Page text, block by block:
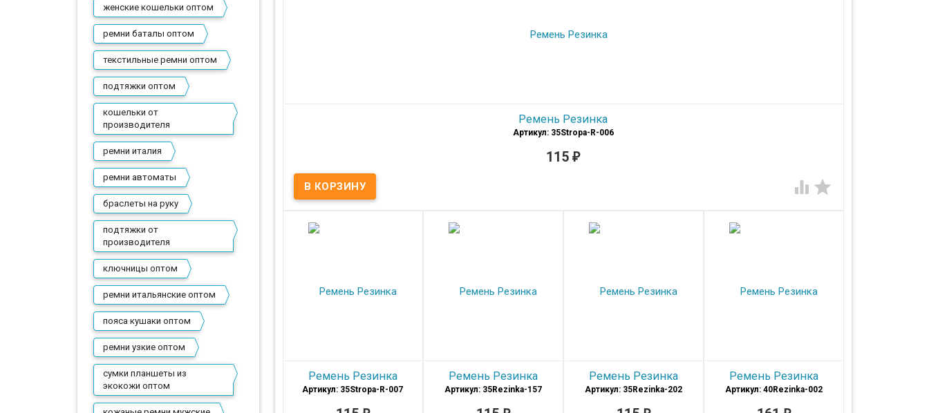
женские кошельки оптом
ремни баталы оптом
текстильные ремни оптом
подтяжки оптом
кошельки от
производителя
ремни италия
ремни автоматы
браслеты на руку
подтяжки от
производителя
ключницы оптом
ремни итальянские оптом
пояса кушаки оптом
ремни узкие оптом
сумки планшеты из
экокожи оптом
Ремень Резинка
Артикул: 35Stropa-R-006
В наличии
Материал
Ширина
Длина
Производитель
115₽
 
Ремень Резинка
Артикул: 35Stropa-R-007
Ремень Резинка
Артикул: 35Rezinka-157
Ремень Резинка
Артикул: 35Rezinka-202
Ремень Резинка
Артикул: 40Rezinka-002